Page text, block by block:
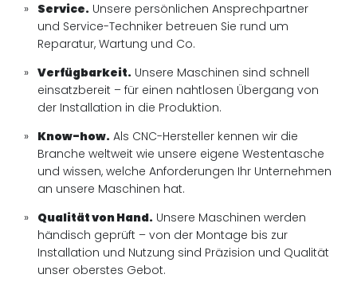
Service. Unsere persönlichen Ansprechpartner
und Service-Techniker betreuen Sie rund um
Reparatur, Wartung und Co.
Verfügbarkeit. Unsere Maschinen sind schnell
einsatzbereit – für einen nahtlosen Übergang von
der Installation in die Produktion.
Know-how. Als CNC-Hersteller kennen wir die
Branche weltweit wie unsere eigene Westentasche
und wissen, welche Anforderungen Ihr Unternehmen
an unsere Maschinen hat.
Qualität von Hand. Unsere Maschinen werden
händisch geprüft – von der Montage bis zur
Installation und Nutzung sind Präzision und Qualität
unser oberstes Gebot.